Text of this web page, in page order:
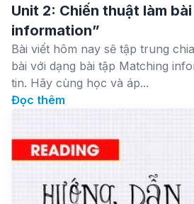
Unit 2: Chiến thuật làm
information”
Bài viết hôm nay sẽ tập trung
bài với dạng bài tập Matching
tin. Hãy cùng học và áp...
Đọc thêm